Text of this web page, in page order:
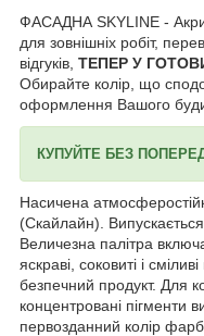
ФАСАДНА SKYLINE -
для зовнішніх робіт,
відгуків, ТЕПЕР У
Обирайте колір, що
оформлення Вашого
КУПУЙТЕ БЕЗ
Насичена
(Скайлайн).
Величезна палітра
яскраві, соковиті і
безпечний продукт. Для
концентровані пігменти
первозданний колір